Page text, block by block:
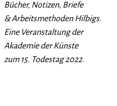
Bücher, Notizen, Briefe
& Arbeitsmethoden Hilbigs.
Eine Veranstaltung der
Akademie der Künste
zum 15. Todestag 2022.